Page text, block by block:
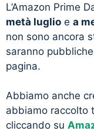
L’Amazon Prime
metà luglio e a
non sono ancora
saranno
pagina.
Abbiamo anche
abbiamo raccolto
cliccando su